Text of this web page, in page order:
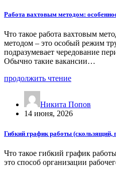
Работа вахтовым методом:
Что такое работа вахтовым
методом – это особый режим
подразумевает чередование
Обычно такие вакансии…
продолжить чтение
Никита Попов
14 июня, 2026
Гибкий график работы (скользящий,
Что такое гибкий график
это способ организации